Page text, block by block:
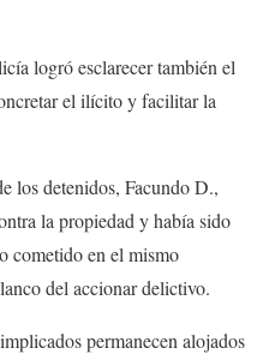
logró esclarecer también el
el ilícito y facilitar la
los detenidos, Facundo D.,
la propiedad y había sido
cometido en el mismo
del accionar delictivo.
permanecen alojados